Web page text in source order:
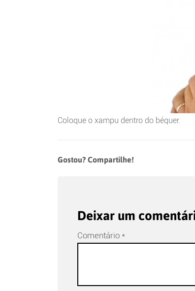
Coloque o xampu dentro do béquer.
Gostou? Compartilhe!
Deixar um
Comentário *